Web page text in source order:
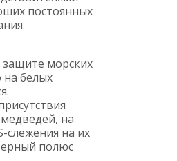
постоянных
.
защите морских
на белых
на
слежения на их
полюс